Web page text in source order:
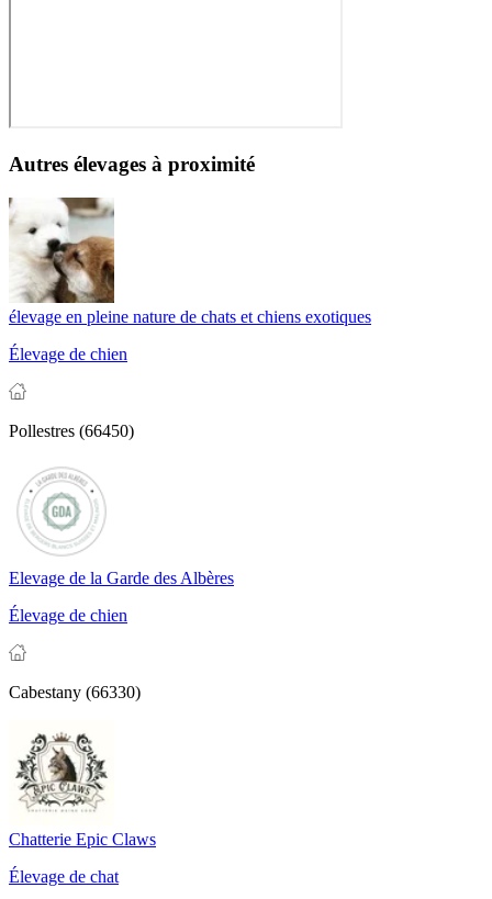
Autres élevages à proximité
élevage en pleine nature de chats et chiens exotiques
Élevage de chien
Pollestres (66450)
Elevage de la Garde des Albères
Élevage de chien
Cabestany (66330)
Chatterie Epic Claws
Élevage de chat